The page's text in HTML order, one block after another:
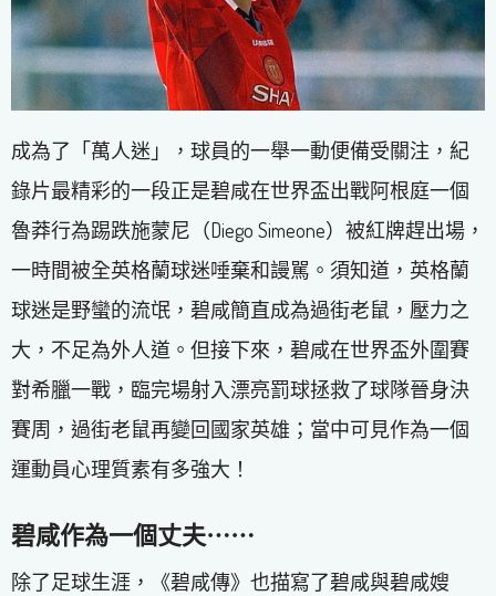
成為了「萬人迷」，球員的一舉一動便備受關注，紀
錄片最精彩的一段正是碧咸在世界盃出戰阿根庭一個
魯莽行為踢跌施蒙尼（Diego Simeone）被紅牌趕出場，
一時間被全英格蘭球迷唾棄和謾駡。須知道，英格蘭
球迷是野蠻的流氓，碧咸簡直成為過街老鼠，壓力之
大，不足為外人道。但接下來，碧咸在世界盃外圍賽
對希臘一戰，臨完場射入漂亮罰球拯救了球隊晉身決
賽周，過街老鼠再變回國家英雄；當中可見作為一個
運動員心理質素有多強大！
碧咸作為一個丈夫⋯⋯
除了足球生涯，《碧咸傳》也描寫了碧咸與碧咸嫂